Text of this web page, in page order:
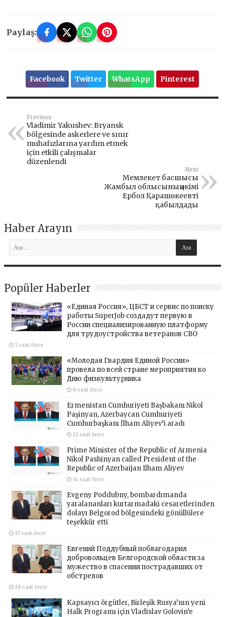
Paylaş:
Facebook Twitter WhatsApp Pinterest
Previous
Vladimir Yakushev: Bryansk
bölgesinde askerlere ve sınır
muhafızlarına yardım etmek
için etkili çalışmalar
düzenlendi
Next
Мемлекет басшысы
Жамбыл облысының әкімі
Ербол Қарашөкеевті
қабылдады
Haber Arayın
Popüler Haberler
«Единая Россия», ЦБСТ и сервис по поиску
работы SuperJob создадут первую в
России специализированную платформу
для трудоустройства ветеранов СВО
1 saat önce
«Молодая Гвардия Единой России»
провела по всей стране мероприятия ко
Дню физкультурника
8 saat önce
Ermenistan Cumhuriyeti Başbakanı Nikol
Paşinyan, Azerbaycan Cumhuriyeti
Cumhurbaşkanı İlham Aliyev’i aradı
12 saat önce
Prime Minister of the Republic of Armenia
Nikol Pashinyan called President of the
Republic of Azerbaijan Ilham Aliyev
14 saat önce
Evgeny Poddubny, bombardımanda
yaralananları kurtarmadaki cesaretlerinden
dolayı Belgorod bölgesindeki gönüllülere
teşekkür etti
17 saat önce
Евгений Поддубный поблагодарил
добровольцев Белгородской области за
мужество в спасении пострадавших от
обстрелов
18 saat önce
Kapsayıcı örgütler, Birleşik Rusya’nın yeni
Halk Programı için Vladislav Golovin’e